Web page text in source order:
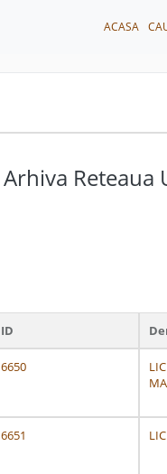
ACASA
Arhiva Reteaua
ID
6650
6651